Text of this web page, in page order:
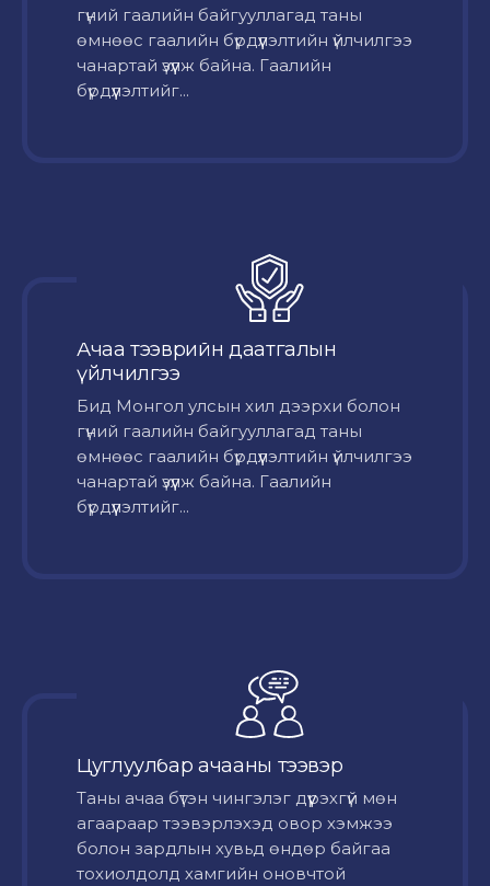
гүний гаалийн байгууллагад таны
өмнөөс гаалийн бүрдүүлэлтийн үйлчилгээ
чанартай үзүүлж байна. Гаалийн
бүрдүүлэлтийг...
Ачаа тээврийн даатгалын
үйлчилгээ
Бид Монгол улсын хил дээрхи болон
гүний гаалийн байгууллагад таны
өмнөөс гаалийн бүрдүүлэлтийн үйлчилгээ
чанартай үзүүлж байна. Гаалийн
бүрдүүлэлтийг...
Цуглуулбар ачааны тээвэр
Таны ачаа бүтэн чингэлэг дүүрэхгүй мөн
агаараар тээвэрлэхэд овор хэмжээ
болон зардлын хувьд өндөр байгаа
тохиолдолд хамгийн оновчтой